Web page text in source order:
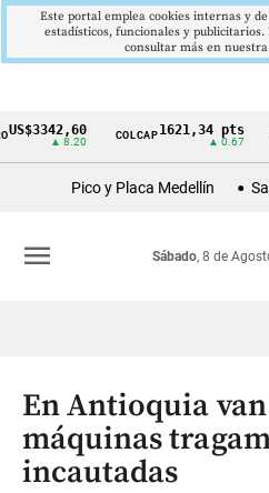
Cintillo
Colombia
COLCAP1621,34 pts USD/
Pico y Placa Medellín
Sábado, 8 de
menu
En Antioquia van
máquinas
incautadas
Este portal emplea cookies internas y
estadísticos, funcionales y publicitarios.
consultar más en nuestra